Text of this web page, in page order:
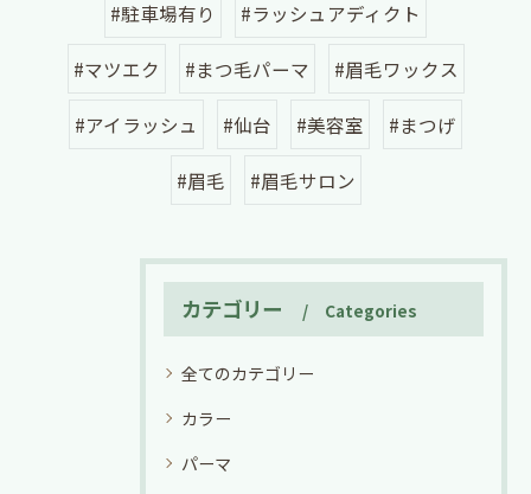
#駐車場有り #ラッシュアディクト
#マツエク #まつ毛パーマ #眉毛ワックス
#アイラッシュ #仙台 #美容室 #まつげ
#眉毛 #眉毛サロン
カテゴリー Categories
全てのカテゴリー
カラー
パーマ